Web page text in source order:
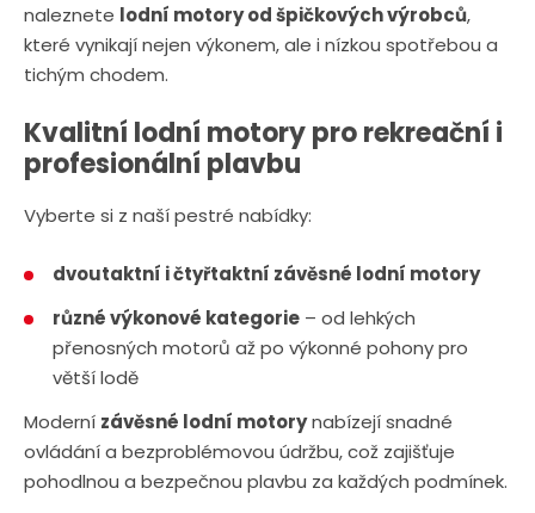
naleznete lodní motory od špičkových výrobců,
které vynikají nejen výkonem, ale i nízkou spotřebou a
tichým chodem.
Kvalitní lodní motory pro rekreační i
profesionální plavbu
Vyberte si z naší pestré nabídky:
dvoutaktní i čtyřtaktní závěsné lodní motory
různé výkonové kategorie– od lehkých
přenosných motorů až po výkonné pohony pro
větší lodě
Moderní závěsné lodní motorynabízejí snadné
ovládání a bezproblémovou údržbu, což zajišťuje
pohodlnou a bezpečnou plavbu za každých podmínek.